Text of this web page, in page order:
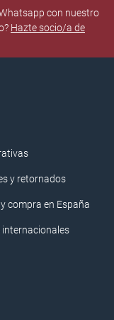
con nuestro
Hazte socio/a de
y retornados
compra en España
internacionales